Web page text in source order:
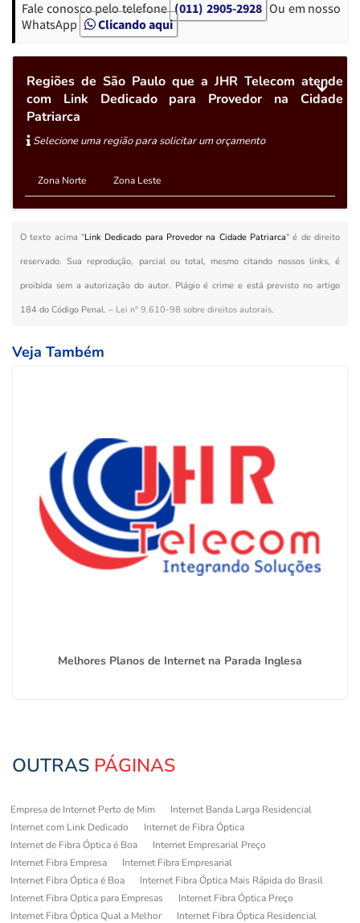
Fale conosco pelo telefone (011) 2905-2928 Ou em nosso
WhatsApp
Clicando aqui
Regiões de São Paulo que a JHR Telecom atende
com Link Dedicado para Provedor na Cidade
Patriarca
Selecione uma região para solicitar um orçamento
Zona Norte Zona Leste
O texto acima "Link Dedicado para Provedor na Cidade Patriarca" é de direito
reservado. Sua reprodução, parcial ou total, mesmo citando nossos links, é
proibida sem a autorização do autor. Plágio é crime e está previsto no artigo
184 do Código Penal. – Lei n° 9.610-98 sobre direitos autorais.
Veja Também
Melhores Planos de Internet na Parada Inglesa
OUTRAS PÁGINAS
Empresa de Internet Perto de Mim
Internet Banda Larga Residencial
Internet com Link Dedicado
Internet de Fibra Óptica
Internet de Fibra Óptica é Boa
Internet Empresarial Preço
Internet Fibra Empresa
Internet Fibra Empresarial
Internet Fibra Óptica é Boa
Internet Fibra Óptica Mais Rápida do Brasil
Internet Fibra Optica para Empresas
Internet Fibra Óptica Preço
Internet Fibra Óptica Qual a Melhor
Internet Fibra Óptica Residencial